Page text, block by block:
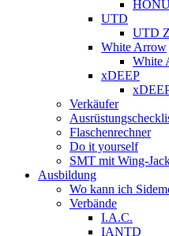
UTD
UTD
White Arrow
White
xDEEP
Verkäufer
Flaschenrechner
Do it yourself
SMT mit Wing-
Ausbildung
Wo kann ich
Verbände
I.A.C.
IANTD